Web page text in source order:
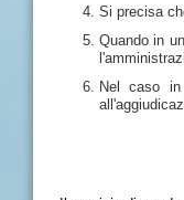
Si precisa
Quando in
Nel caso